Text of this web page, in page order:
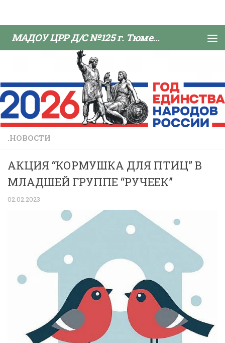
МАДОУ ЦРР Д/С №125 г. Тюмени
.НОВОСТИ
АКЦИЯ “КОРМУШКА ДЛЯ ПТИЦ” В
МЛАДШЕЙ ГРУППЕ “РУЧЕЕК”
02.02.2023